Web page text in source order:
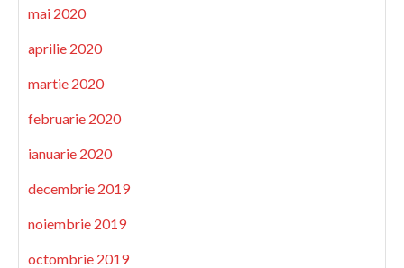
mai 2020
aprilie 2020
martie 2020
februarie 2020
ianuarie 2020
decembrie 2019
noiembrie 2019
octombrie 2019